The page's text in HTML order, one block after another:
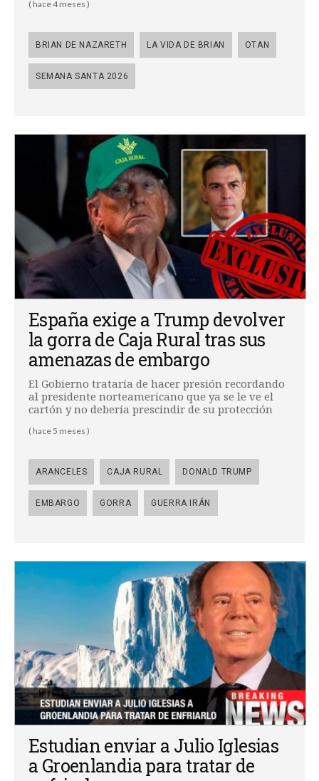
( hace 4 meses )
BRIAN DE NAZARETH LA VIDA DE BRIAN OTAN
SEMANA SANTA 2026
España exige a Trump devolver
la gorra de Caja Rural tras sus
amenazas de embargo
El Gobierno trataría de hacer presión recordando
al presidente norteamericano que ya se le ve el
cartón y no debería prescindir de su protección
( hace 5 meses )
ARANCELES CAJA RURAL DONALD TRUMP
EMBARGO GORRA GUERRA IRÁN
Estudian enviar a Julio Iglesias
a Groenlandia para tratar de